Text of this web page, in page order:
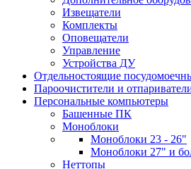
Извещатели
Комплекты
Оповещатели
Управление
Устройства ДУ
Отдельностоящие
Пароочистители и
Персональные компьютеры
Башенные ПК
Моноблоки
Моноблоки 23 - 26"
Моноблоки 27" и
Неттопы